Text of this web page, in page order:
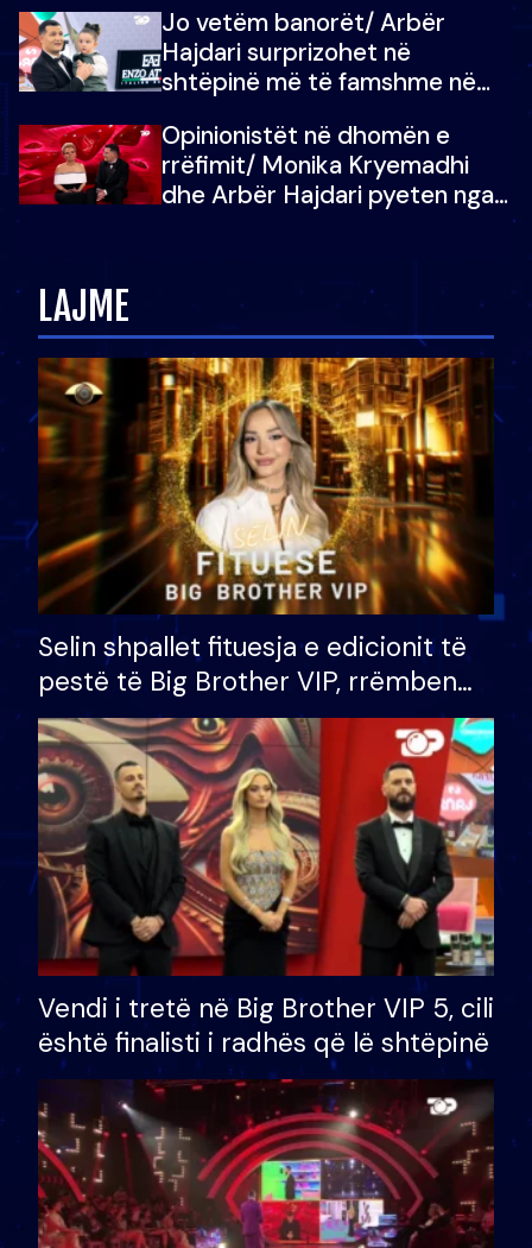
çoja luftën time deri në fund
Jo vetëm banorët/ Arbër
Hajdari surprizohet në
shtëpinë më të famshme në
vajzën e tij
Opinionistët në dhomën e
rrëfimit/ Monika Kryemadhi
dhe Arbër Hajdari pyeten nga
LAJME
Selin shpallet fituesja e edicionit të
pestë të Big Brother VIP, rrëmben
çmimin e madh prej 100 mijë eurosh
Vendi i tretë në Big Brother VIP 5, cili
është finalisti i radhës që lë shtëpinë